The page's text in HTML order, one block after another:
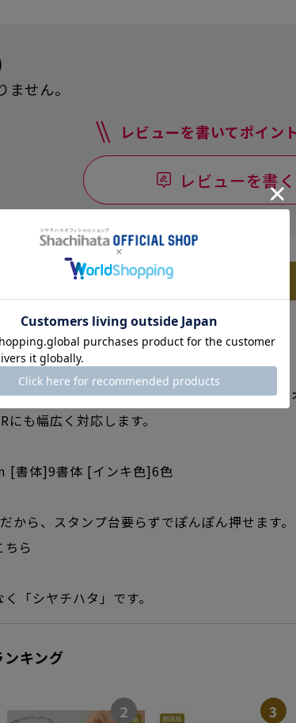
ません。
レビューを書いてポイン
レビューを書く
別注商品とは？
オーダーメイドでお作りします。
は、店舗印や書類・封筒へのコメント表示、
も幅広く対応します。
書体]9書体 [インキ色]6色
から、スタンプ台要らずでぽんぽん押せます。
ら
「シヤチハタ」です。
キング
2 3